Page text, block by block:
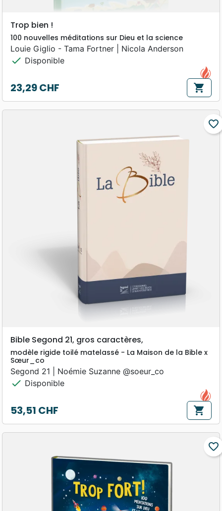
Trop bien !
100 nouvelles méditations sur Dieu et la science
Louie Giglio - Tama Fortner | Nicola Anderson
check Disponible
Prix
23,29 CHF shopping_cart
favorite_border
Bible Segond 21, gros caractères,
modèle rigide toilé matelassé - La Maison de la Bible x
Sœur_co
Segond 21 | Noémie Suzanne @soeur_co
check Disponible
Prix
53,51 CHF shopping_cart
favorite_border